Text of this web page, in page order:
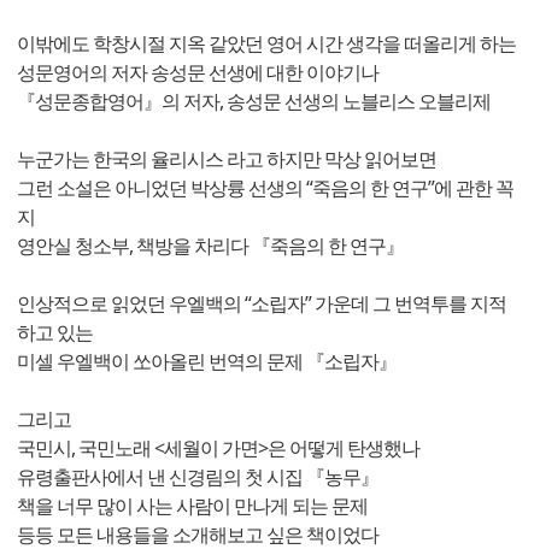
이밖에도 학창시절 지옥 같았던 영어 시간 생각을 떠올리게 하는
성문영어의 저자 송성문 선생에 대한 이야기나
『성문종합영어』의 저자, 송성문 선생의 노블리스 오블리제
누군가는 한국의 율리시스 라고 하지만 막상 읽어보면
그런 소설은 아니었던 박상륭 선생의 “죽음의 한 연구”에 관한 꼭
지
영안실 청소부, 책방을 차리다 『죽음의 한 연구』
인상적으로 읽었던 우엘백의 “소립자” 가운데 그 번역투를 지적
하고 있는
미셀 우엘백이 쏘아올린 번역의 문제 『소립자』
그리고
국민시, 국민노래 <세월이 가면>은 어떻게 탄생했나
유령출판사에서 낸 신경림의 첫 시집 『농무』
책을 너무 많이 사는 사람이 만나게 되는 문제
등등 모든 내용들을 소개해보고 싶은 책이었다